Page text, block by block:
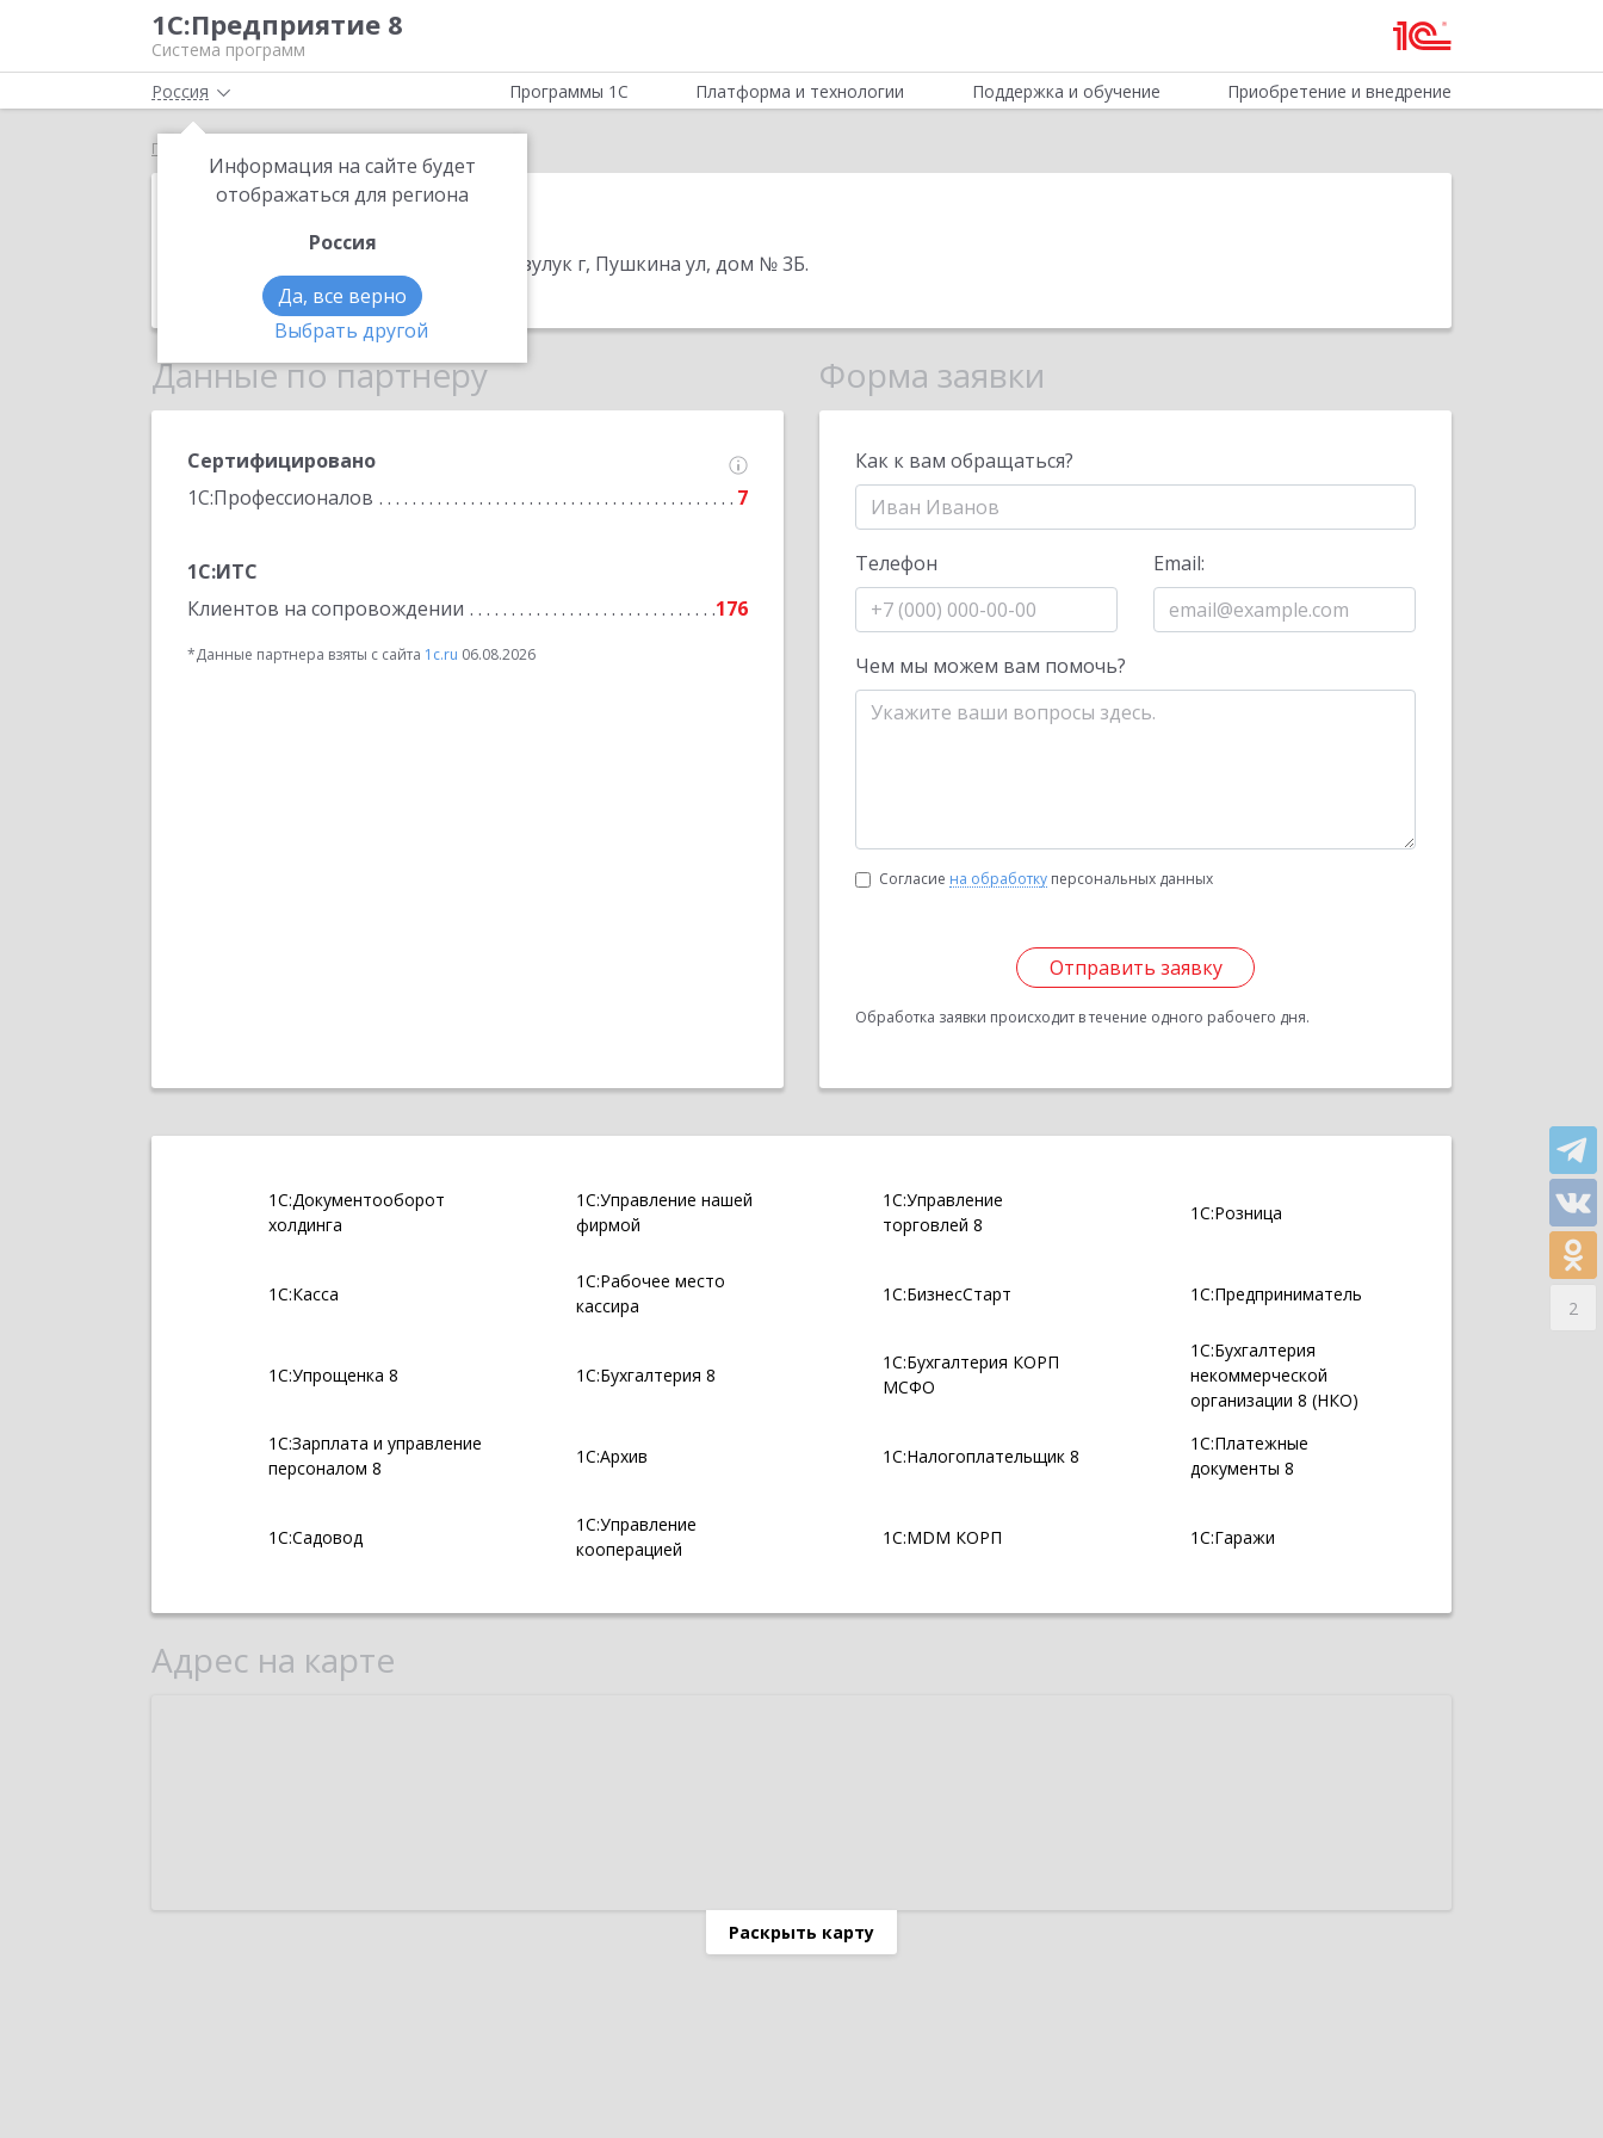
1С:Предприятие 8
Система программ
Россия
Информация на сайте будет
отображаться для региона
Россия
Да, все верно
Выбрать другой
Программы 1С Платформа и технологии Поддержка и обучение Приобретение и внедрение
Главная
КЭтрион
461040, Оренбургская обл, Бузулук г, Пушкина ул, дом № 3Б.
Телефон: (35342) 9-2966
Данные по партнеру
Сертифицировано
1С:Профессионалов
7
1С:ИТС
Клиентов на сопровождении
176
*Данные партнера взяты с сайта 1c.ru 06.08.2026
Форма заявки
Как к вам обращаться?
Телефон Email:
Чем мы можем вам помочь?
Согласие на обработку персональных данных
Отправить заявку
Обработка заявки происходит в течение одного рабочего дня.
1С:Документооборот
холдинга
1С:Управление нашей
фирмой
1С:Управление
торговлей 8
1С:Розница
1С:Касса
1С:Рабочее место
кассира
1С:БизнесСтарт 1С:Предприниматель
1С:Упрощенка 8 1С:Бухгалтерия 8
1С:Бухгалтерия КОРП
МСФО
1С:Бухгалтерия
некоммерческой
организации 8 (НКО)
1С:Зарплата и управление
персоналом 8
1С:Архив 1С:Налогоплательщик 8
1С:Платежные
документы 8
1С:Садовод
1С:Управление
кооперацией
1С:MDM КОРП 1С:Гаражи
Адрес на карте
Раскрыть карту
2